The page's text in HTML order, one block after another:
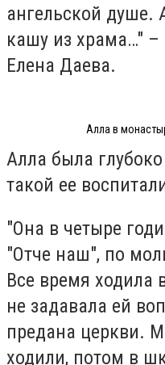
ангельской душе.
кашу из храма…" –
Елена Даева.
Алла в
Алла была
такой ее
"Она в четыре
"Отче наш", по
Все время ходила
не задавала ей
предана церкви.
ходили, потом в